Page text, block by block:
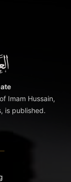
Imam Hussain,
is published.